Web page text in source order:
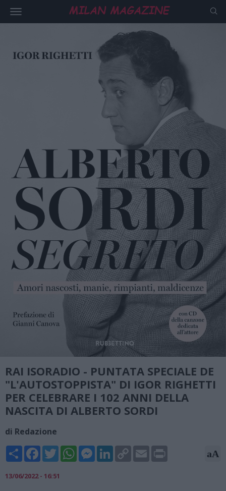
RAI ISORADIO - PUNTATA SPECIALE DE
"L'AUTOSTOPPISTA" DI IGOR RIGHETTI
PER CELEBRARE I 102 ANNI DELLA
NASCITA DI ALBERTO SORDI
di Redazione
Share FacebookTwitterWhatsAppMessengerLinkedInCopy
Link
Email aA
13/06/2022 - 16:51